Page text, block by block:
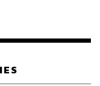
ร้าน SBP และ
าขา